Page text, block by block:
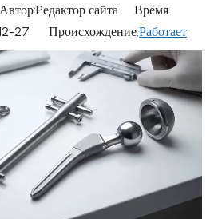
сайта Время
27 Происхождение:Работает